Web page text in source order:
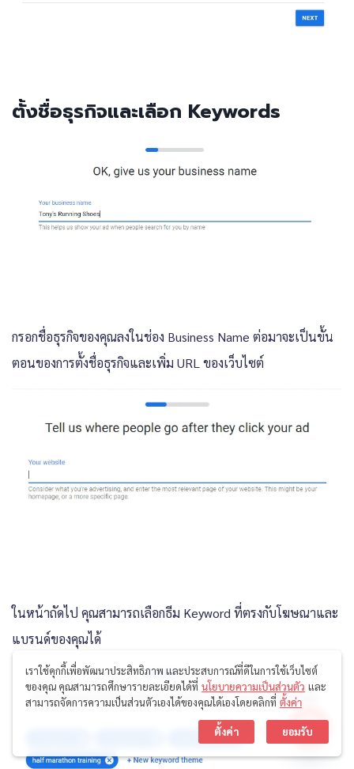
ตั้งชื่อธุรกิจและเลือก Keywords
กรอกชื่อธุรกิจของคุณลงในช่อง Business Name ต่อมาจะเป็นขั้น
ตอนของการตั้งชื่อธุรกิจและเพิ่ม URL ของเว็บไซต์
ในหน้าถัดไป คุณสามารถเลือกธีม Keyword ที่ตรงกับโฆษณาและ
แบรนด์ของคุณได้
เราใช้คุกกี้เพื่อพัฒนาประสิทธิภาพ และประสบการณ์ที่ดีในการใช้เว็บไซต์
ของคุณ คุณสามารถศึกษารายละเอียดได้ที่ นโยบายความเป็นส่วนตัว และ
สามารถจัดการความเป็นส่วนตัวเองได้ของคุณได้เองโดยคลิกที่ ตั้งค่า
ตั้งค่า ยอมรับ
ติดต่อเรา
Open